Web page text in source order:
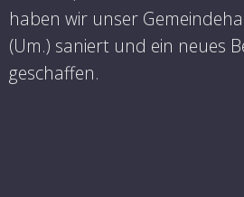
haben wir unser
(Um.) saniert und ein neues
geschaffen.